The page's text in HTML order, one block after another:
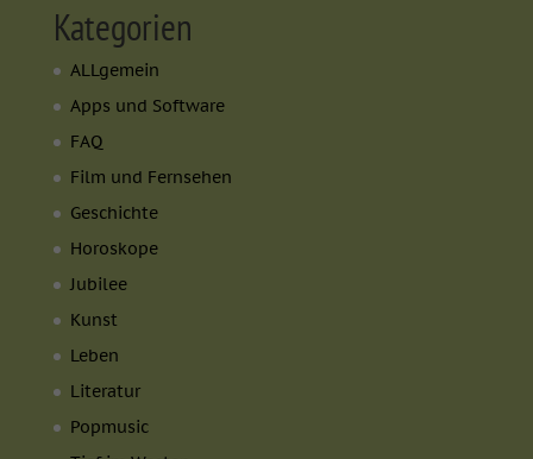
Kategorien
ALLgemein
Apps und Software
FAQ
Film und Fernsehen
Geschichte
Horoskope
Jubilee
Kunst
Leben
Literatur
Popmusic